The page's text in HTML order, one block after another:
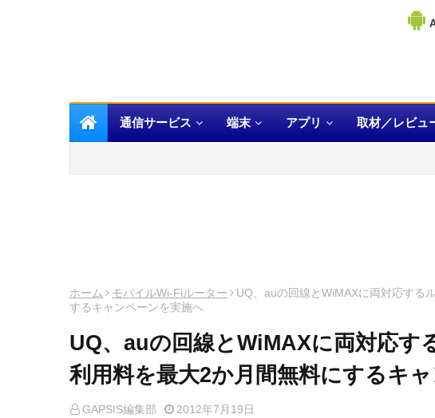
通信サービス 端末 アプリ 取材／レビュ
ホーム モバイルWi-Fiルーター
UQ、auの回線とWiMAXに両対応する
するキャンペーンを実施へ
UQ、auの回線とWiMAXに両対応す
利用料を最大2か月間無料にするキ
GAPSIS編集部 2012年7月19日